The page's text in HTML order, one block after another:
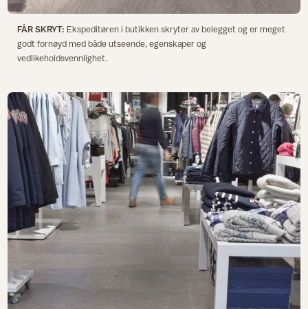
FÅR SKRYT: Ekspeditøren i butikken skryter av belegget og er meget
godt fornøyd med både utseende, egenskaper og
vedlikeholdsvennlighet.